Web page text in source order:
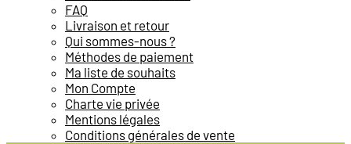
FAQ
Livraison et retour
Qui sommes-nous ?
Méthodes de paiement
Ma liste de souhaits
Mon Compte
Charte vie privée
Mentions légales
Conditions générales de vente